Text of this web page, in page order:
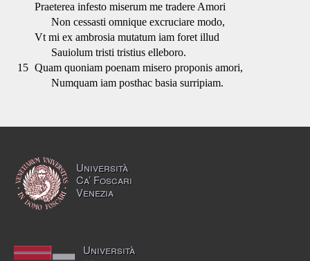
Praeterea infesto miserum me tradere Amori
Non cessasti omnique excruciare modo,
Vt mi ex ambrosia mutatum iam foret illud
Sauiolum tristi tristius elleboro.
15 Quam quoniam poenam misero proponis amori,
Numquam iam posthac basia surripiam.
Università
Ca’ Foscari
Venezia
Università